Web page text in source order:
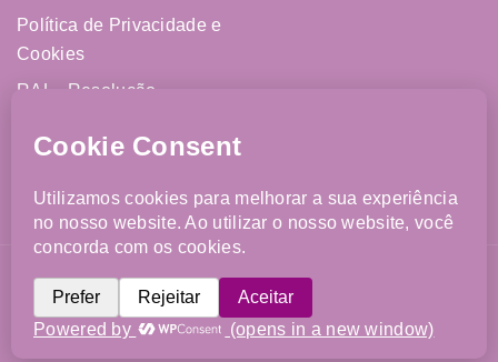
Política de Privacidade e
Cookies
RAL - Resolução
Livro de Reclamações
©{Year} FJCM. Todos os direitos reservados. Website
desenvolvido porImparpower